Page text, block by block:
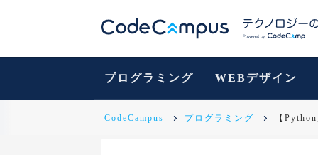
プログラミング WEBデザイン
CodeCampus プログラミング 【